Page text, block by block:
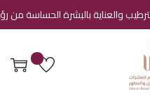
والعناية بالبشرة الحساسة من